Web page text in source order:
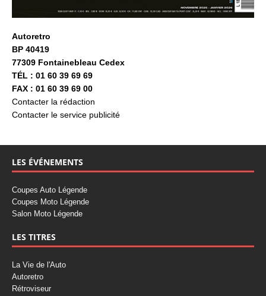
Autoretro
BP 40419
77309 Fontainebleau Cedex
TÉL : 01 60 39 69 69
FAX : 01 60 39 69 00
Contacter la rédaction
Contacter le service publicité
LES ÉVÉNEMENTS
Coupes Auto Légende
Coupes Moto Légende
Salon Moto Légende
LES TITRES
La Vie de l'Auto
Autoretro
Rétroviseur